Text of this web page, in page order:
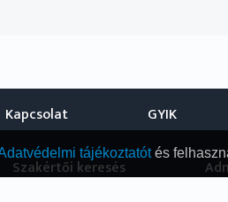
Kapcsolat GYIK
Szakértői keresés
tájékoztatótés